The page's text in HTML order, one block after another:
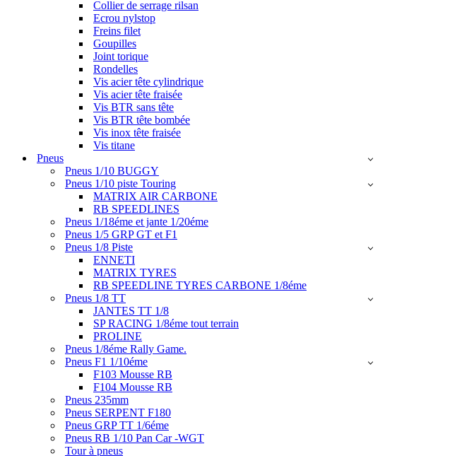
Collier de serrage rilsan
Ecrou nylstop
Freins filet
Goupilles
Joint torique
Rondelles
Vis acier tête cylindrique
Vis acier tête fraisée
Vis BTR sans tête
Vis BTR tête bombée
Vis inox tête fraisée
Vis titane
Pneus
Pneus 1/10 BUGGY
Pneus 1/10 piste Touring
MATRIX AIR CARBONE
RB SPEEDLINES
Pneus 1/18éme et jante 1/20éme
Pneus 1/5 GRP GT et F1
Pneus 1/8 Piste
ENNETI
MATRIX TYRES
RB SPEEDLINE TYRES CARBONE 1/8éme
Pneus 1/8 TT
JANTES TT 1/8
SP RACING 1/8éme tout terrain
PROLINE
Pneus 1/8éme Rally Game.
Pneus F1 1/10éme
F103 Mousse RB
F104 Mousse RB
Pneus 235mm
Pneus SERPENT F180
Pneus GRP TT 1/6éme
Pneus RB 1/10 Pan Car -WGT
Tour à pneus